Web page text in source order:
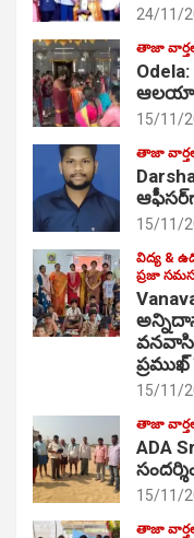
24/11/
తాజా
15/11/
తాజా
15/11/
విద్య &
ప్రజా
15/11/
తాజా
ADA
15/11/
తాజా